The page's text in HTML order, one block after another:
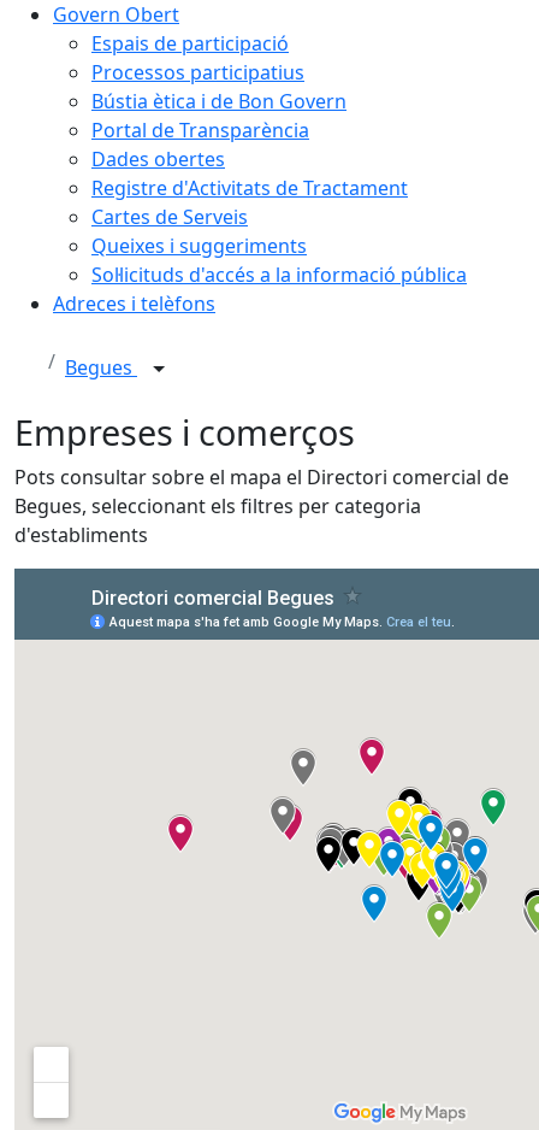
Govern Obert
Espais de participació
Processos participatius
Bústia ètica i de Bon Govern
Portal de Transparència
Dades obertes
Registre d'Activitats de Tractament
Cartes de Serveis
Queixes i suggeriments
Sol·licituds d'accés a la informació pública
Adreces i telèfons
Begues
Empreses i comerços
Pots consultar sobre el mapa el Directori comercial de
Begues, seleccionant els filtres per categoria
d'establiments